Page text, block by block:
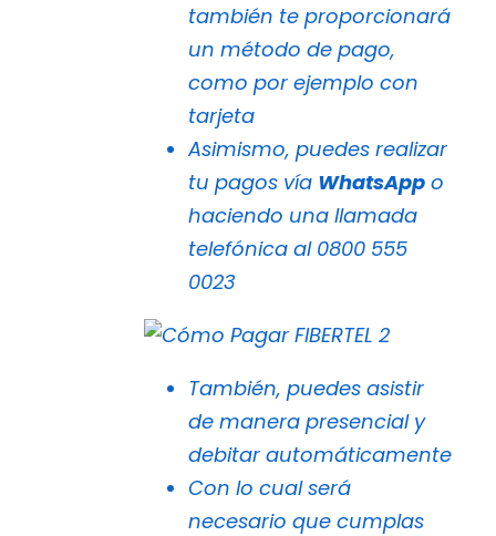
también te proporcionará
un método de pago,
como por ejemplo con
tarjeta
Asimismo, puedes realizar
tu pagos vía WhatsApp o
haciendo una llamada
telefónica al 0800 555
0023
También, puedes asistir
de manera presencial y
debitar automáticamente
Con lo cual será
necesario que cumplas